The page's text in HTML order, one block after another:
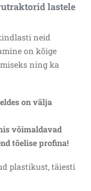
lastele
neid
on kõige
ning ka
on välja
võimaldavad
tõelise profina!
plastikust, täiesti